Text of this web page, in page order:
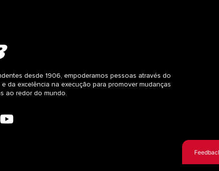
desde 1906, empoderamos pessoas através do
da excelência na execução para promover mudanças
ao redor do mundo.